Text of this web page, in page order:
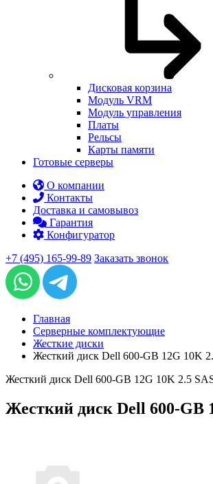
Дисковая корзина
Модуль VRM
Модуль управления
Платы
Рельсы
Карты памяти
Готовые серверы
О компании
Контакты
Доставка и самовывоз
Гарантия
Конфигуратор
+7 (495) 165-99-89 Заказать звонок
Главная
Серверные комплектующие
Жесткие диски
Жесткий диск Dell 600-GB 12G 10K
Жесткий диск Dell 600-GB 12G 10K 2.5
Жесткий диск Dell 600-GB